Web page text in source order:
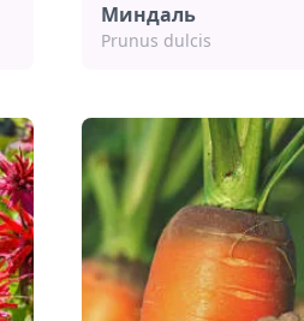
Миндаль
Prunus dulcis